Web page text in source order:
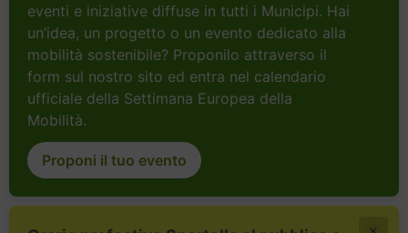
eventi e iniziative diffuse in tutti i Municipi. Hai
un’idea, un progetto o un evento dedicato alla
mobilità sostenibile? Proponilo attraverso il
form sul nostro sito ed entra nel calendario
ufficiale della Settimana Europea della
Mobilità.
Proponi il tuo evento